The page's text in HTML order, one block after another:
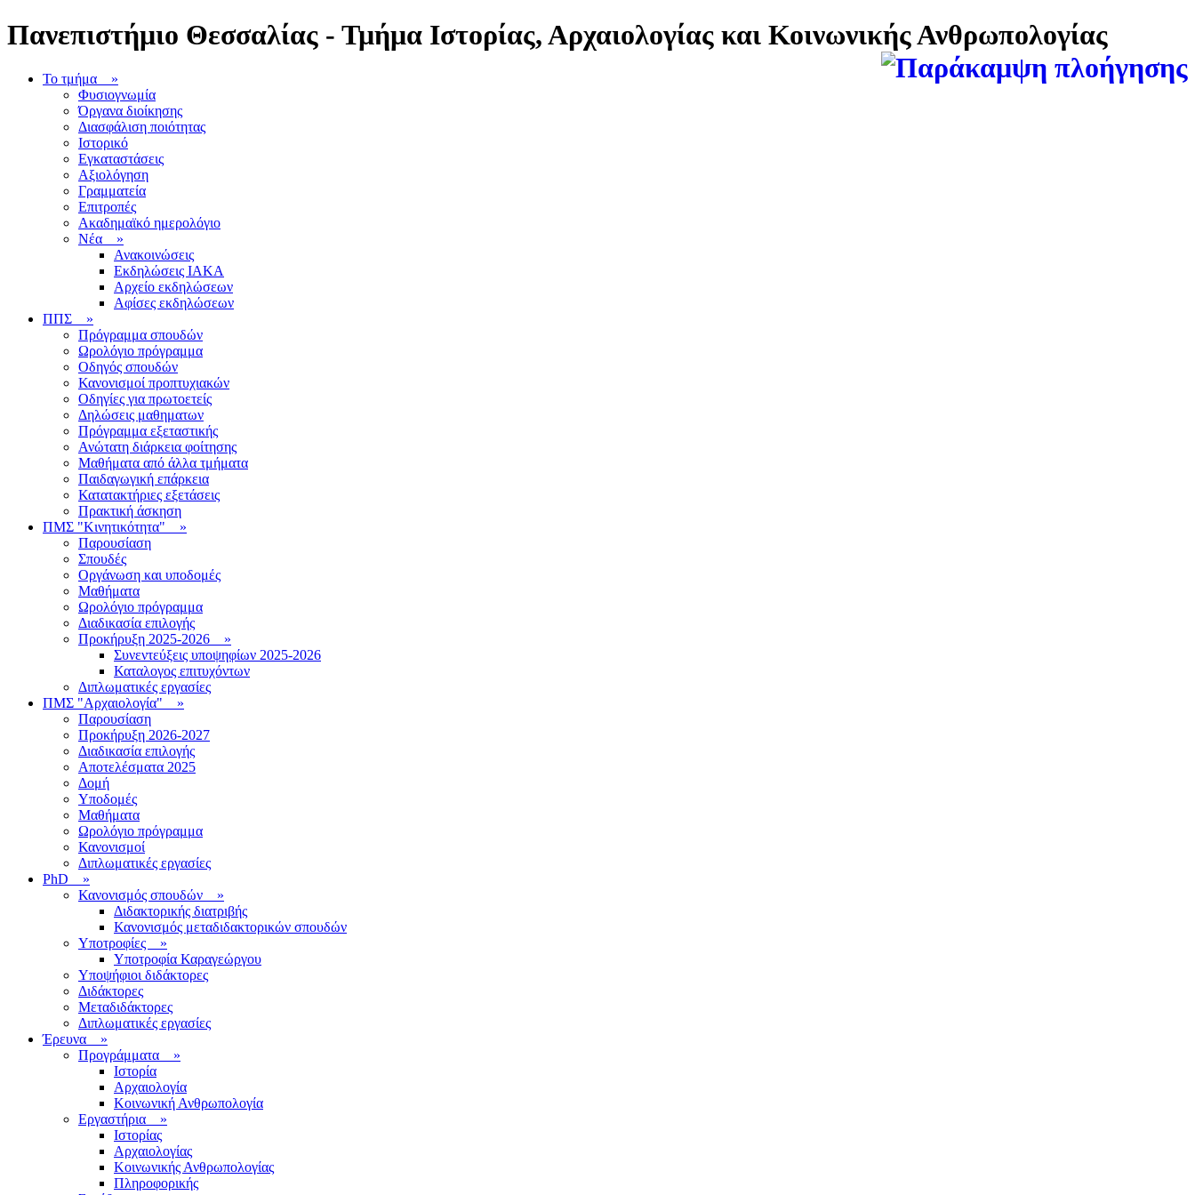
Πανεπιστήμιο Θεσσαλίας - Τμήμα Ιστορίας, Αρχαιολογίας και Κοινωνικής Ανθρωπολογίας
Το τμήμα »
Φυσιογνωμία
Όργανα διοίκησης
Διασφάλιση ποιότητας
Ιστορικό
Εγκαταστάσεις
Αξιολόγηση
Γραμματεία
Επιτροπές
Ακαδημαϊκό ημερολόγιο
Νέα »
Ανακοινώσεις
Εκδηλώσεις ΙΑΚΑ
Αρχείο εκδηλώσεων
Αφίσες εκδηλώσεων
ΠΠΣ »
Πρόγραμμα σπουδών
Ωρολόγιο πρόγραμμα
Οδηγός σπουδών
Κανονισμοί προπτυχιακών
Οδηγίες για πρωτοετείς
Δηλώσεις μαθηματων
Πρόγραμμα εξεταστικής
Ανώτατη διάρκεια φοίτησης
Μαθήματα από άλλα τμήματα
Παιδαγωγική επάρκεια
Κατατακτήριες εξετάσεις
Πρακτική άσκηση
ΠΜΣ "Κινητικότητα" »
Παρουσίαση
Σπουδές
Οργάνωση και υποδομές
Μαθήματα
Ωρολόγιο πρόγραμμα
Διαδικασία επιλογής
Πρoκήρυξη 2025-2026 »
Συνεντεύξεις υποψηφίων 2025-2026
Καταλογος επιτυχόντων
Διπλωματικές εργασίες
ΠΜΣ "Αρχαιολογία" »
Παρουσίαση
Προκήρυξη 2026-2027
Διαδικασία επιλογής
Αποτελέσματα 2025
Δομή
Υποδομές
Μαθήματα
Ωρολόγιο πρόγραμμα
Κανονισμοί
Διπλωματικές εργασίες
PhD »
Κανονισμός σπουδών »
Διδακτορικής διατριβής
Κανονισμός μεταδιδακτορικών σπουδών
Υποτροφίες »
Υποτροφία Καραγεώργου
Υποψήφιοι διδάκτορες
Διδάκτορες
Μεταδιδάκτορες
Διπλωματικές εργασίες
Έρευνα »
Προγράμματα »
Ιστορία
Αρχαιολογία
Κοινωνική Ανθρωπολογία
Εργαστήρια »
Ιστορίας
Αρχαιολογίας
Κοινωνικής Ανθρωπολογίας
Πληροφορικής